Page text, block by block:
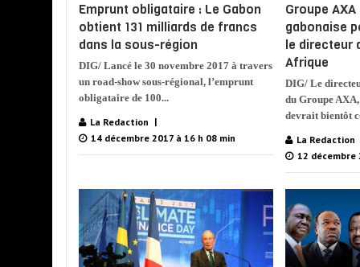
Emprunt obligataire : Le Gabon
obtient 131 milliards de francs
dans la sous-région
DIG/ Lancé le 30 novembre 2017 à travers
un road-show sous-régional, l’emprunt
obligataire de 100...
La Redaction
14 décembre 2017 à 16 h 08 min
Groupe
gabonaise
le directeur
Afrique
DIG/ Le
du Groupe
devrait bientôt
La Redaction
12 décembre